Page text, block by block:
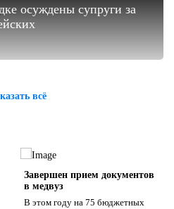
осуждены супруги за
всё
Завершен прием документов
в медвуз
В этом году на 75 бюджетных